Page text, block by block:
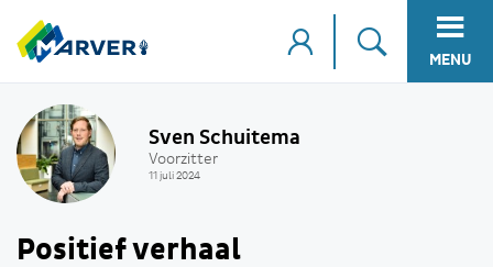
MENU
Sven Schuitema
Voorzitter
11 juli 2024
Positief verhaal